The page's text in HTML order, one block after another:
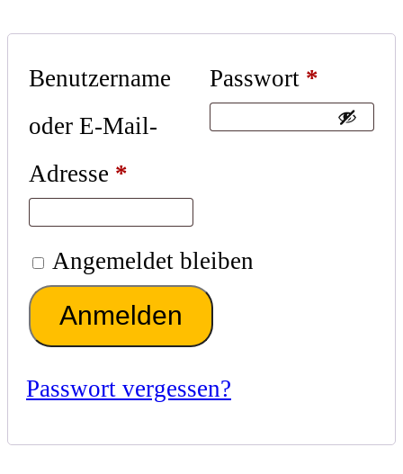
Benutzername
oder E-Mail-
Adresse *
Passwort *
Angemeldet bleiben
Anmelden
Passwort vergessen?